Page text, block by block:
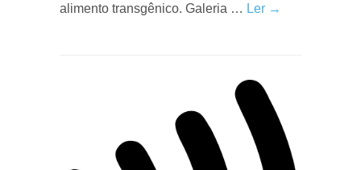
alimento transgênico. Galeria … Ler →